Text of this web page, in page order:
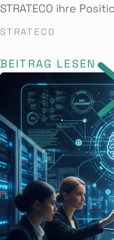
STRATECO ihre
STRATECO
BEITRAG LESEN